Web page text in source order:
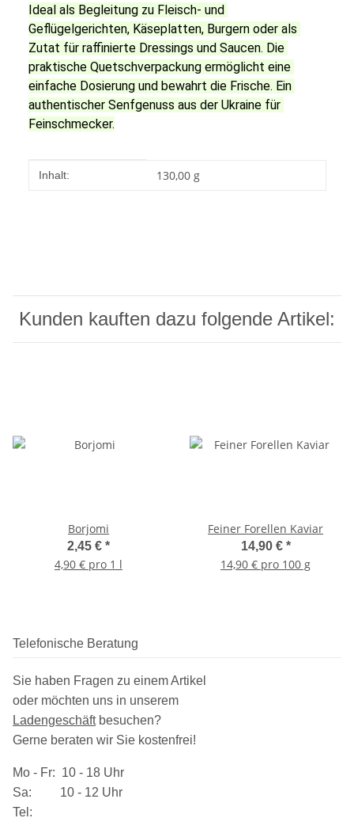
Ideal als Begleitung zu Fleisch- und
Geflügelgerichten, Käseplatten, Burgern oder als
Zutat für raffinierte Dressings und Saucen. Die
praktische Quetschverpackung ermöglicht eine
einfache Dosierung und bewahrt die Frische. Ein
authentischer Senfgenuss aus der Ukraine für
Feinschmecker.
Produkteigenschaft
Wert
Inhalt: 130,00 g
Kunden kauften dazu folgende Artikel:
Borjomi
2,45 € *
4,90 € pro 1 l
Feiner Forellen Kaviar
14,90 € *
14,90 € pro 100 g
Telefonische Beratung
Sie haben Fragen zu einem Artikel
oder möchten uns in unserem
Ladengeschäftbesuchen?
Gerne beraten wir Sie kostenfrei!
Mo - Fr: 10 - 18 Uhr
Sa: 10 - 12 Uhr
Tel: